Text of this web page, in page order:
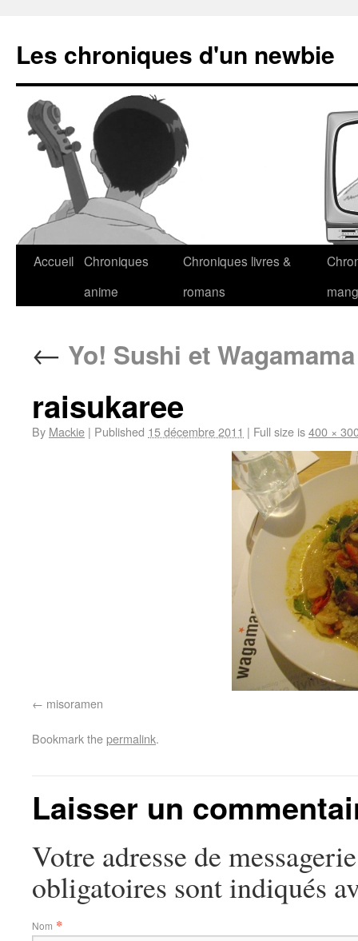
Les chroniques d'un newbie
Accueil Chroniques
anime
Chroniques livres &
romans
← Yo! Sushi et
raisukaree
By Mackie | Published 15 décembre 2011 | Full size is400 ×
misoramen
Bookmark thepermalink.
Laisser un
Votre adresse de
obligatoires sont indiqués
Nom *